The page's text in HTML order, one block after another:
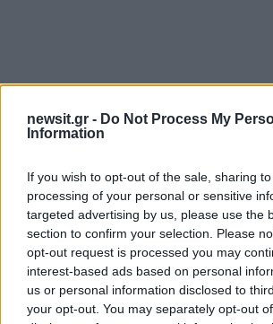
newsit.gr - Do Not Process My
Information
If you wish to opt-out of the sale, sharing
processing of your personal or sensitive
targeted advertising by us, please use the
section to confirm your selection. Please
opt-out request is processed you may
interest-based ads based on personal
us or personal information disclosed to
your opt-out. You may separately opt-out